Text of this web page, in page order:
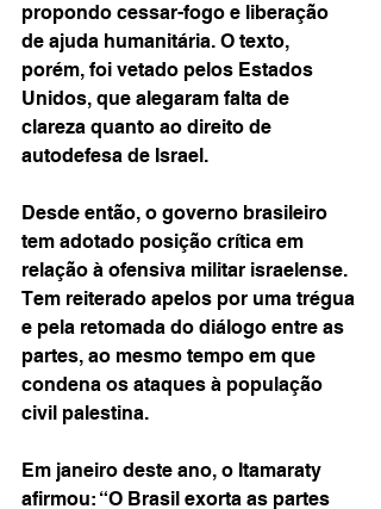
propondo cessar-fogo e liberação
de ajuda humanitária. O texto,
porém, foi vetado pelos Estados
Unidos, que alegaram falta de
clareza quanto ao direito de
autodefesa de Israel.
Desde então, o governo brasileiro
tem adotado posição crítica em
relação à ofensiva militar israelense.
Tem reiterado apelos por uma trégua
e pela retomada do diálogo entre as
partes, ao mesmo tempo em que
condena os ataques à população
civil palestina.
Em janeiro deste ano, o Itamaraty
afirmou: “O Brasil exorta as partes